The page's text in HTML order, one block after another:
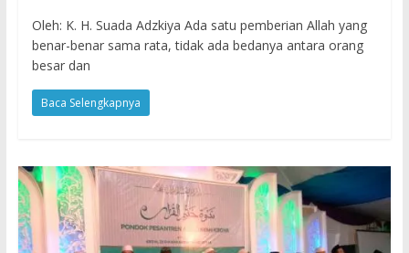
Oleh: K. H. Suada Adzkiya Ada satu pemberian Allah yang
benar-benar sama rata, tidak ada bedanya antara orang
besar dan
Baca Selengkapnya